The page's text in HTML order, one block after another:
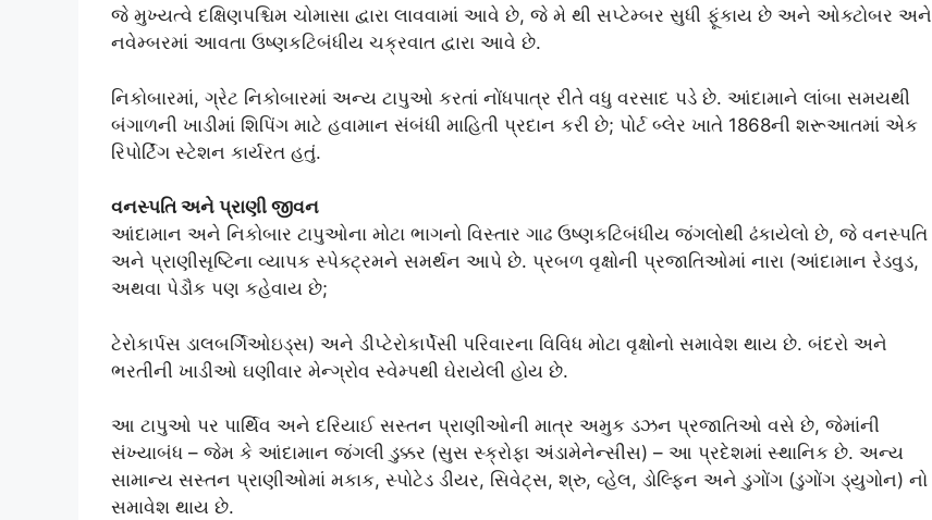
જે મુખ્યત્વે દક્ષિણપશ્ચિમ ચોમાસા દ્વારા લાવવામાં આવે છે, જે મે થી સપ્ટેમ્બર સુધી ફૂંકાય છે અને ઓક્ટોબર અને
નવેમ્બરમાં આવતા ઉષ્ણકટિબંધીય ચક્રવાત દ્વારા આવે છે.
નિકોબારમાં, ગ્રેટ નિકોબારમાં અન્ય ટાપુઓ કરતાં નોંધપાત્ર રીતે વધુ વરસાદ પડે છે. આંદામાને લાંબા સમયથી
બંગાળની ખાડીમાં શિપિંગ માટે હવામાન સંબંધી માહિતી પ્રદાન કરી છે; પોર્ટ બ્લેર ખાતે 1868ની શરૂઆતમાં એક
રિપોર્ટિંગ સ્ટેશન કાર્યરત હતું.
વનસ્પતિ અને પ્રાણી જીવન
આંદામાન અને નિકોબાર ટાપુઓના મોટા ભાગનો વિસ્તાર ગાઢ ઉષ્ણકટિબંધીય જંગલોથી ઢંકાયેલો છે, જે વનસ્પતિ
અને પ્રાણીસૃષ્ટિના વ્યાપક સ્પેક્ટ્રમને સમર્થન આપે છે. પ્રબળ વૃક્ષોની પ્રજાતિઓમાં નારા (આંદામાન રેડવુડ,
અથવા પેડૌક પણ કહેવાય છે;
ટેરોકાર્પસ ડાલબર્ગિઓઇડ્સ) અને ડીપ્ટેરોકાર્પેસી પરિવારના વિવિધ મોટા વૃક્ષોનો સમાવેશ થાય છે. બંદરો અને
ભરતીની ખાડીઓ ઘણીવાર મેન્ગ્રોવ સ્વેમ્પથી ઘેરાયેલી હોય છે.
આ ટાપુઓ પર પાર્થિવ અને દરિયાઈ સસ્તન પ્રાણીઓની માત્ર અમુક ડઝન પ્રજાતિઓ વસે છે, જેમાંની
સંખ્યાબંધ – જેમ કે આંદામાન જંગલી ડુક્કર (સુસ સ્ક્રોફા અંડામેનેન્સીસ) – આ પ્રદેશમાં સ્થાનિક છે. અન્ય
સામાન્ય સસ્તન પ્રાણીઓમાં મકાક, સ્પોટેડ ડીયર, સિવેટ્સ, શ્રુ, વ્હેલ, ડોલ્ફિન અને ડુગોંગ (ડુગોંગ ડ્યુગોન) નો
સમાવેશ થાય છે.